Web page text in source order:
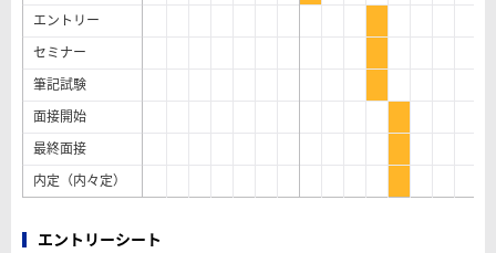
エントリー
セミナー
筆記試験
面接開始
最終面接
内定（内々定）
エントリーシート